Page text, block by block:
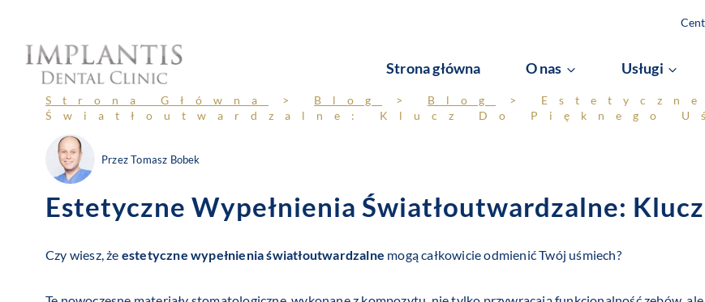
treści
Strona główna O nas Usługi
Strona Główna > Blog > Blog >
Światłoutwardzalne: Klucz Do Pięknego
PrzezTomasz Bobek
Estetyczne Wypełnienia Światłoutwardzalne:
Czy wiesz, że estetyczne wypełnienia światłoutwardzalne mogą całkowicie odmienić Twój uśmiech?